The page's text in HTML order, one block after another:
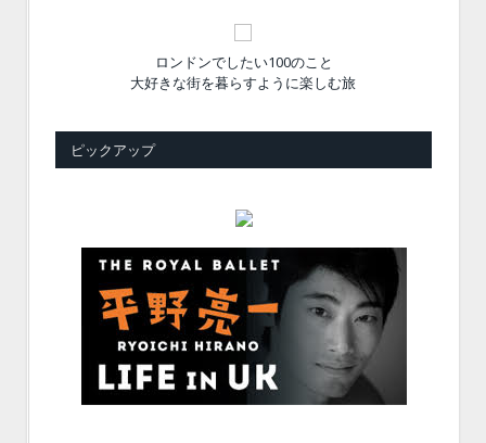
ロンドンでしたい100のこと
大好きな街を暮らすように楽しむ旅
ピックアップ